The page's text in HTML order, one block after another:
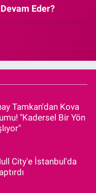
Eder?
Tamkan'dan Kova
"Kadersel Bir Yön
City'e İstanbul'da